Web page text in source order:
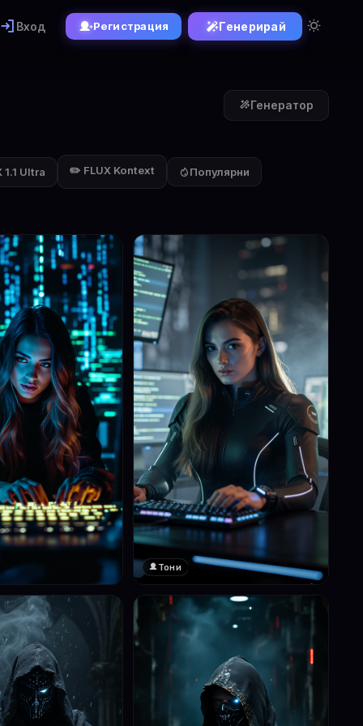
Вход Регистрация Генерирай
Генератор
1.1 Ultra ✏️ FLUX Kontext Популярни
1
Тони